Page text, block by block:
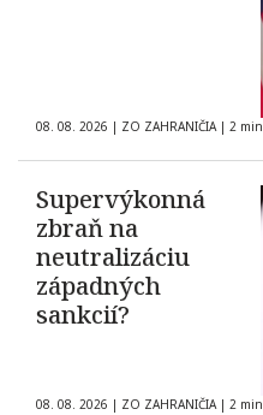
08. 08. 2026 | ZO ZAHRANIČIA | 2
Supervýkonná
zbraň na
neutralizáciu
západných
sankcií?
08. 08. 2026 | ZO ZAHRANIČIA | 2